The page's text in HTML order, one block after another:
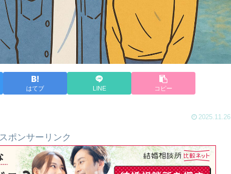
はてブ LINE コピー
2025.11.26
スポンサーリンク